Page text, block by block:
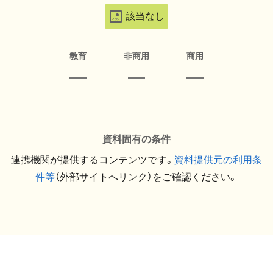
該当なし
教育 非商用 商用
資料固有の条件
連携機関が提供するコンテンツです。 資料提供元の利用条
件等（外部サイトへリンク）をご確認ください。